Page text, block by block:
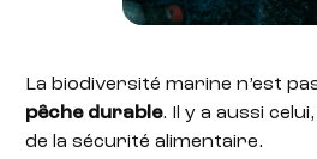
La biodiversité marine n’est
pêche durable. Il y a aussi
de la sécurité alimentaire.